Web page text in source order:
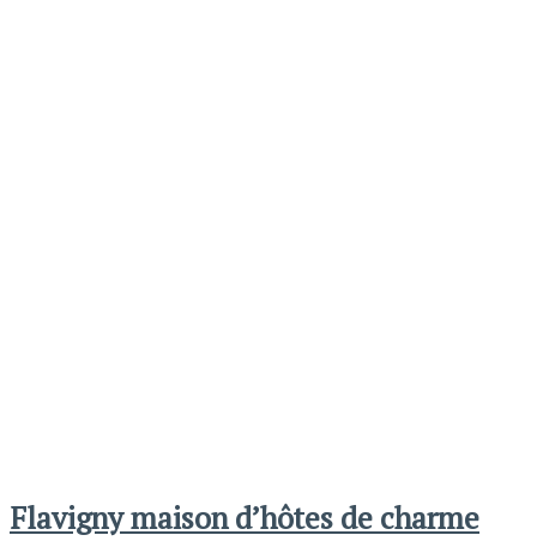
Flavigny maison d’hôtes de charme